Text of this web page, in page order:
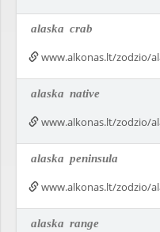
alaska crab
www.alkonas.lt/zodzio/
alaska native
www.alkonas.lt/zodzio/
alaska peninsula
www.alkonas.lt/zodzio/
alaska range